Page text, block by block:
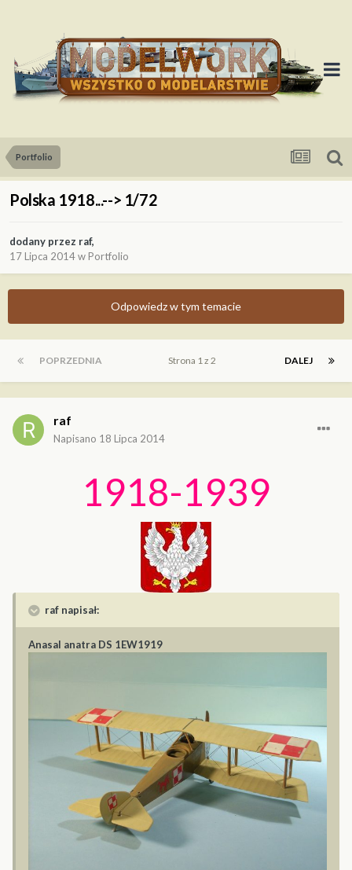
Portfolio
Polska 1918...--> 1/72
dodany przez raf,
17 Lipca 2014w Portfolio
Odpowiedz w tym temacie
POPRZEDNIA DALEJ
Strona 1 z 2
raf
Napisano 18 Lipca 2014
1918-1939
raf napisał:
Anasal anatra DS 1EW1919